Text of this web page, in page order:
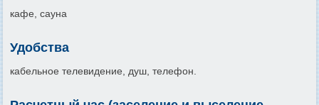
кафе, сауна
Удобства
кабельное телевидение, душ, телефон.